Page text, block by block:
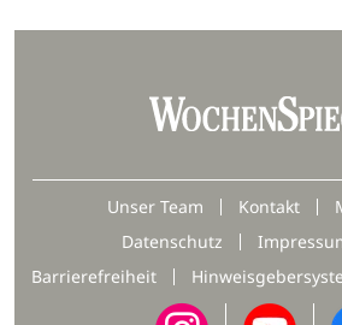
Unser Team Kontakt
Datenschutz
Barrierefreiheit